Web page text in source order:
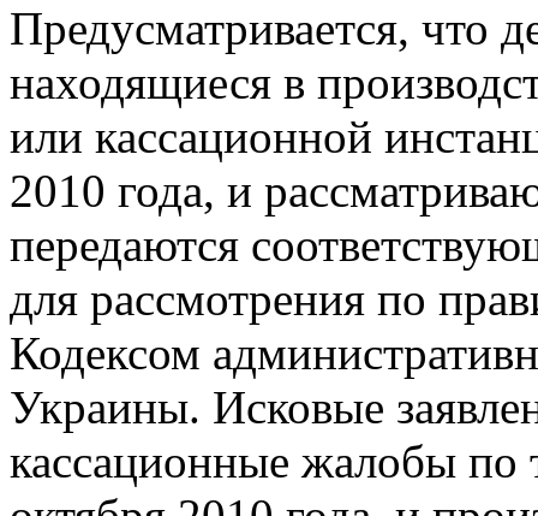
Предусматривается, что
находящиеся в
или кассационной
2010 года, и
передаются
для рассмотрения по
Кодексом
Украины. Исковые
кассационные жалобы по